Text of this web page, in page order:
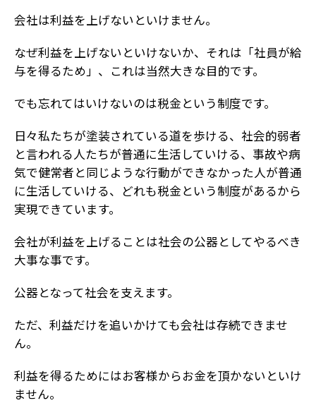
会社は利益を上げないといけません。
なぜ利益を上げないといけないか、それは「社員が給
与を得るため」、これは当然大きな目的です。
でも忘れてはいけないのは税金という制度です。
日々私たちが塗装されている道を歩ける、社会的弱者
と言われる人たちが普通に生活していける、事故や病
気で健常者と同じような行動ができなかった人が普通
に生活していける、どれも税金という制度があるから
実現できています。
会社が利益を上げることは社会の公器としてやるべき
大事な事です。
公器となって社会を支えます。
ただ、利益だけを追いかけても会社は存続できませ
ん。
利益を得るためにはお客様からお金を頂かないといけ
ません。